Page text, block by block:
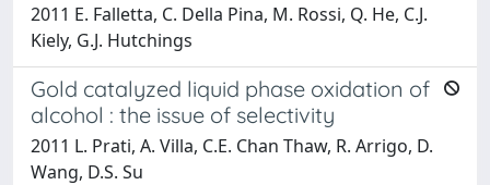
2011 E. Falletta, C. Della Pina, M. Rossi, Q. He, C.J.
Kiely, G.J. Hutchings
Gold catalyzed liquid phase oxidation of
alcohol : the issue of selectivity
2011 L. Prati, A. Villa, C.E. Chan Thaw, R. Arrigo, D.
Wang, D.S. Su